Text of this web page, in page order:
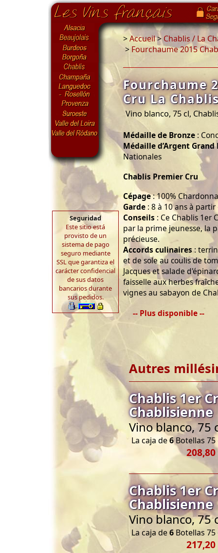
Seguridad
Este sitio está
provisto de un
sistema de pago
seguro mediante
SSL que garantiza el
carácter confidencial
de sus datos
bancarios durante
sus pedidos.
>Accueil>Chablis / La
> Fourchaume 2015
Fourchaume
Cru La
Vino blanco, 75 cl,
Médaille de Bronze :
Médaille d’Argent Grand
Nationales
Chablis Premier Cru
Cépage: 100%
Garde : 8 à 10 ans à
Conseils : Ce Chablis 1er
par la prime jeunesse, la
précieuse.
Accords culinaires:
et de sole au coulis de
Jacques et salade
faisselle aux herbes
vignes au sabayon de
-- Plus disponible --
Autres
Chablis 1er
Chablisienne
Vino blanco, 75
La caja de6Botellas 75
208,80
Chablis 1er
Chablisienne
Vino blanco, 75
La caja de6 Botellas 75
217,20